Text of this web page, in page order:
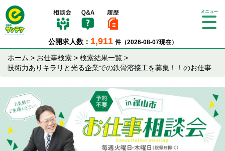
公開求人数： 1,911 件（2026-08-07現在）
Tog
ion
ホーム > お仕事検索 > 検索結果一覧 >
技術力ありキラリと光る企業での鉄骨溶接工を募集！！のお仕事